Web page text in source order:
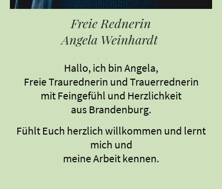
Freie Rednerin
Angela Weinhardt
Hallo, ich bin Angela,
Freie Traurednerin und Trauerrednerin
mit Feingefühl und Herzlichkeit
aus Brandenburg.
Fühlt Euch herzlich willkommen und lernt
mich und
meine Arbeit kennen.